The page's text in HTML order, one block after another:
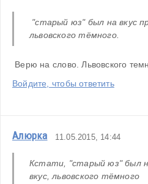
львовского тёмного.
Верю на слово. Львовского
Войдите, чтобы ответить
Алюрка 11.05.2015, 14:44
Кстати, "старый юз" был
вкус, львовского тёмного